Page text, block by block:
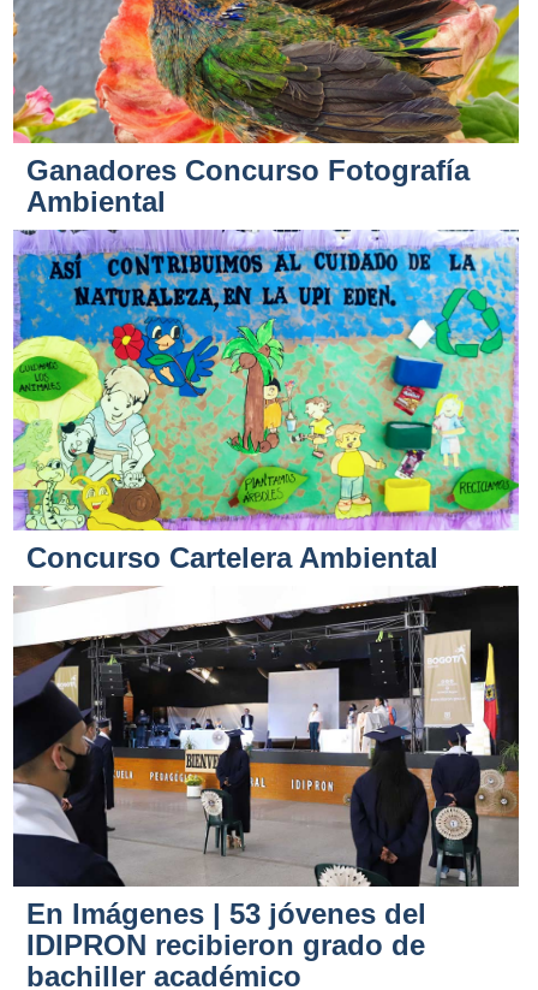
Ganadores Concurso Fotografía
Ambiental
Concurso Cartelera Ambiental
En Imágenes | 53 jóvenes del
IDIPRON recibieron grado de
bachiller académico